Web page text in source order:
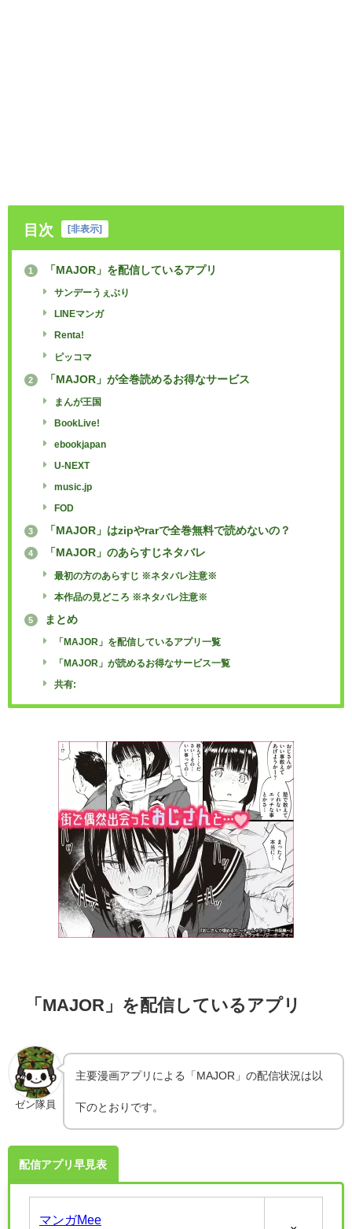
目次 [非表示]
1 「MAJOR」を配信しているアプリ
サンデーうぇぶり
LINEマンガ
Renta!
ピッコマ
2 「MAJOR」が全巻読めるお得なサービス
まんが王国
BookLive!
ebookjapan
U-NEXT
music.jp
FOD
3 「MAJOR」はzipやrarで全巻無料で読めないの？
4 「MAJOR」のあらすじネタバレ
最初の方のあらすじ ※ネタバレ注意※
本作品の見どころ ※ネタバレ注意※
5 まとめ
「MAJOR」を配信しているアプリ一覧
「MAJOR」が読めるお得なサービス一覧
共有:
「MAJOR」を配信しているアプリ
ゼン隊員
主要漫画アプリによる「MAJOR」の配信状況は以
下のとおりです。
配信アプリ早見表
マンガMee